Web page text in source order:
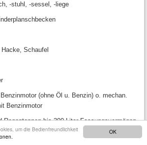
OK
um die Bedienfreundlichkeit
-stuhl, -sessel, -liege
Schaufel
(ohne Öl u. Benzin) o. mechan.
Benzinmotor
Regentonnen bis 300 Liter Fassungsvermögen